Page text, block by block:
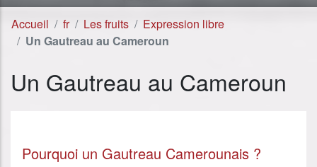
Accueil fr Les fruits
Expression libre
Un Gautreau au Cameroun
Un Gautreau au Cameroun
Pourquoi un Gautreau Camerounais ?